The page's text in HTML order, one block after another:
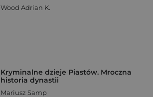
Wood Adrian K.
Kryminalne dzieje Piastów. Mroczna
historia dynastii
Mariusz Samp